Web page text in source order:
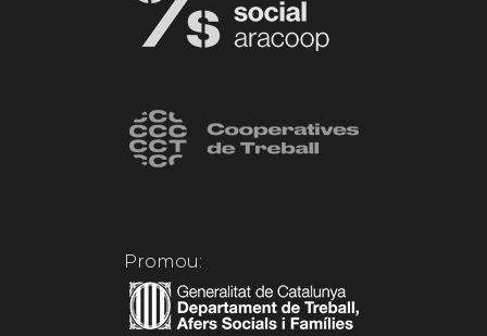
Promou: